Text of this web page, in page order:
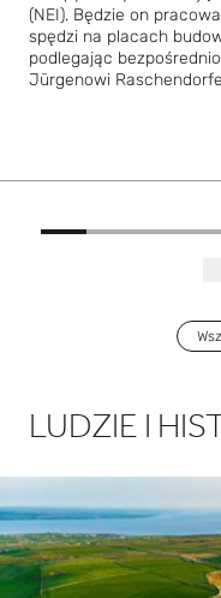
(NEI). Będzie on
spędzi na placach
podlegając
Jürgenowi
LUDZIE I